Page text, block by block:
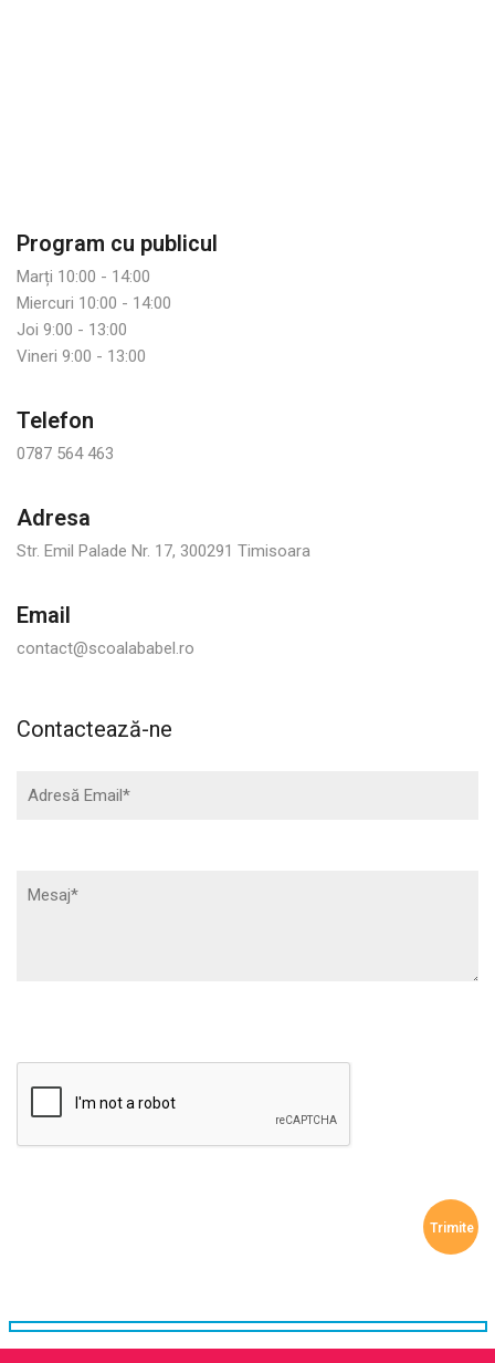
Program cu publicul
Marți 10:00 - 14:00
Miercuri 10:00 - 14:00
Joi 9:00 - 13:00
Vineri 9:00 - 13:00
Telefon
0787 564 463
Adresa
Str. Emil Palade Nr. 17, 300291 Timisoara
Email
contact@scoalababel.ro
Contactează-ne